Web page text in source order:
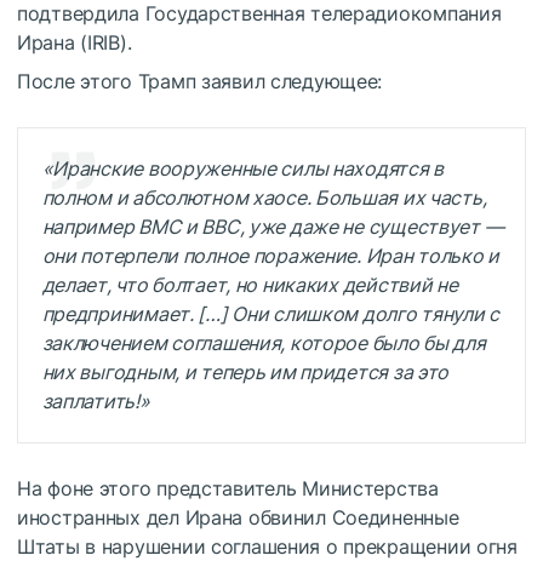
подтвердила Государственная телерадиокомпания
Ирана (IRIB).
После этого Трамп заявил следующее:
«Иранские вооруженные силы находятся в
полном и абсолютном хаосе. Большая их часть,
например ВМС и ВВС, уже даже не существует —
они потерпели полное поражение. Иран только и
делает, что болтает, но никаких действий не
предпринимает. […] Они слишком долго тянули с
заключением соглашения, которое было бы для
них выгодным, и теперь им придется за это
заплатить!»
На фоне этого представитель Министерства
иностранных дел Ирана обвинил Соединенные
Штаты в нарушении соглашения о прекращении огня